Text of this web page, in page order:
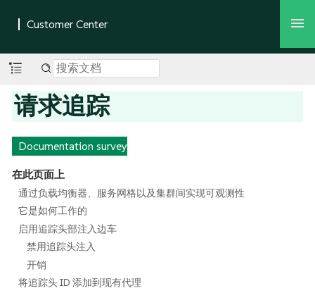
请求追踪
Documentation survey
在此页面上
通过负载均衡器、服务网格以及集群间实现可观测性
它是如何工作的
启用追踪头部注入边车
禁用追踪头注入
开销
将追踪头 ID 添加到现有代理